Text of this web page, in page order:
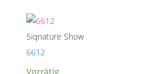
Siqnature Show
6612
Vorrätig